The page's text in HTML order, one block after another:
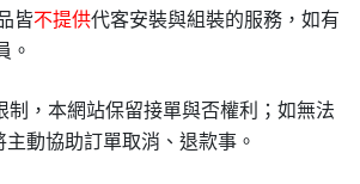
皆不提供代客安裝與組裝的服務，如有
。
制，本網站保留接單與否權利；如無法
動協助訂單取消、退款事。